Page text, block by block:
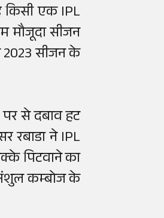
किसी एक IPL
मौजूदा सीजन
2023 सीजन के
पर से दबाव हट
रबाडा ने IPL
पिटवाने का
अंशुल कम्बोज के